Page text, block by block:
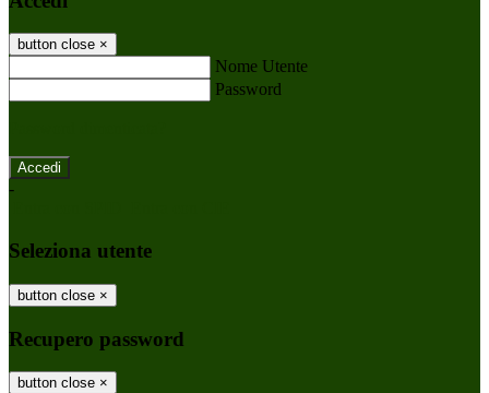
button close ×
Nome Utente
Password
-
Seleziona utente
button close ×
Recupero password
button close ×